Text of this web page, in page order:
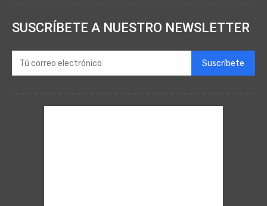
SUSCRÍBETE A NUESTRO NEWSLETTER
Suscríbete